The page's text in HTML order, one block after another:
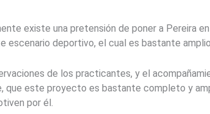
existe una pretensión de poner a Pereira
deportivo, el cual es bastante
de los practicantes, y el
que este proyecto es bastante completo y
por él.